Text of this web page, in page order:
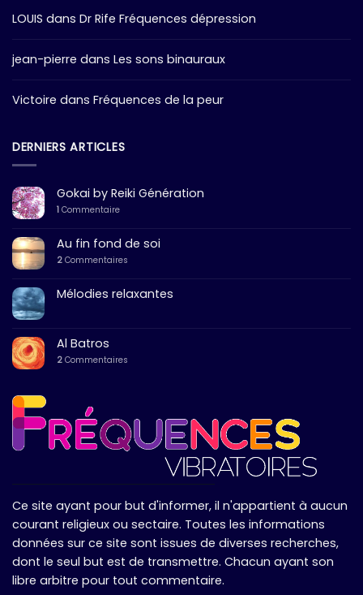
LOUIS dans Dr Rife Fréquences dépression
jean-pierre dans Les sons binauraux
Victoire dans Fréquences de la peur
DERNIERS ARTICLES
Gokai by Reiki Génération
1 Commentaire
Au fin fond de soi
2 Commentaires
Mélodies relaxantes
Al Batros
2 Commentaires
Ce site ayant pour but d'informer, il n'appartient à aucun
courant religieux ou sectaire. Toutes les informations
données sur ce site sont issues de diverses recherches,
dont le seul but est de transmettre. Chacun ayant son
libre arbitre pour tout commentaire.